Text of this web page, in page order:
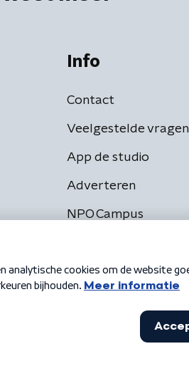
Info
Contact
Veelgestelde vragen
App de studio
Adverteren
NPO Campus